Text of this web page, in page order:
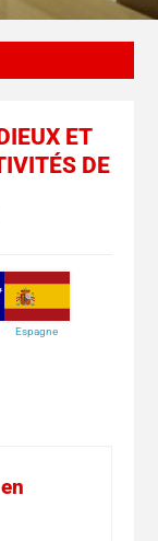
ET
DE
Espagne